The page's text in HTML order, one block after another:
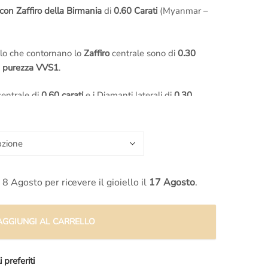
Zaffiro della Birmania di 0.60 Carati (Myanmar –
che contornano lo Zaffirocentrale sono di 0.30
purezza VVS1.
di 0.60 carati e i Diamanti laterali di 0.30
Bianco 18 karati
più si addice alla tua idea dicolore e qualità. Su
come preferisci, cambiando ad esempio la
8 Agosto per ricevere il gioiello il 17 Agosto.
AL CARRELLO
preferiti